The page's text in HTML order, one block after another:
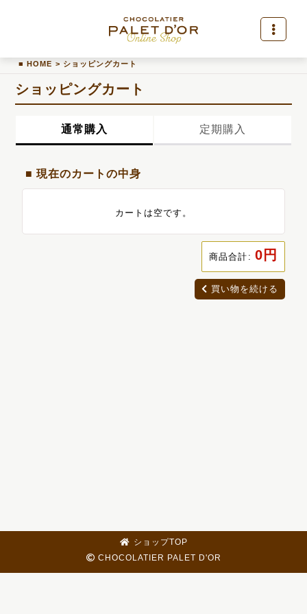
HOME > ショッピングカート
ショッピングカート
通常購入 定期購入
現在のカートの中身
カートは空です。
商品合計 : 0 円
買い物を続ける
ショップTOP
CHOCOLATIER PALET D'OR